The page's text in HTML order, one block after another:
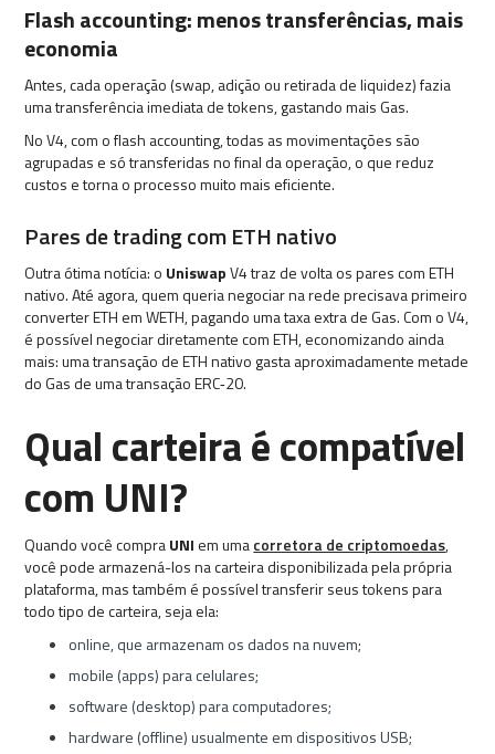
Flash accounting: menos transferências, mais
economia
Antes, cada operação (swap, adição ou retirada de liquidez) fazia
uma transferência imediata de tokens, gastando mais Gas.
No V4, com o flash accounting, todas as movimentações são
agrupadas e só transferidas no final da operação, o que reduz
custos e torna o processo muito mais eficiente.
Pares de trading com ETH nativo
Outra ótima notícia: o UniswapV4 traz de volta os pares com ETH
nativo. Até agora, quem queria negociar na rede precisava primeiro
converter ETH em WETH, pagando uma taxa extra de Gas. Com o V4,
é possível negociar diretamente com ETH, economizando ainda
mais: uma transação de ETH nativo gasta aproximadamente metade
do Gas de uma transação ERC‑20.
Qual carteira é compatível
com UNI?
Quando você compraUNI em umacorretora de criptomoedas,
você pode armazená-los na carteira disponibilizada pela própria
plataforma, mas também é possível transferir seus tokens para
todo tipo de carteira, seja ela:
online, que armazenam os dados na nuvem;
mobile (apps) para celulares;
software (desktop) para computadores;
hardware (offline) usualmente em dispositivos USB;